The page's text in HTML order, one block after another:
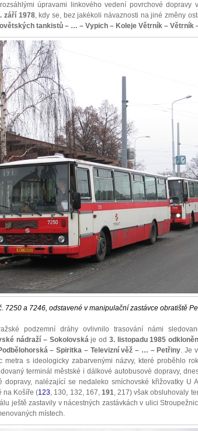
úpravami linkového vedení povrchové dopravy
září 1978, kdy se, bez jakékoli návaznosti na jiné změny
tankistů – … – Vypich – Koleje Větrník – Větrník
7250 a 7246, odstavené v manipulační zastávce obratiště
podzemní dráhy ovlivnilo trasování námi
nádraží – Sokolovskáje od 3. listopadu 1985
– Spiritka – Televizní věž – … – Petřiny. Je
metra s ideologicky zabarvenými názvy, které proběhlo
terminál městské i dálkové autobusové dopravy,
dopravy, nalézající se nedaleko smíchovské křižovatky U
na Košíře (123, 130, 132, 167, 191, 217) však obsluhovaly
ještě zastavily v nácestných zastávkách v ulici
místech.